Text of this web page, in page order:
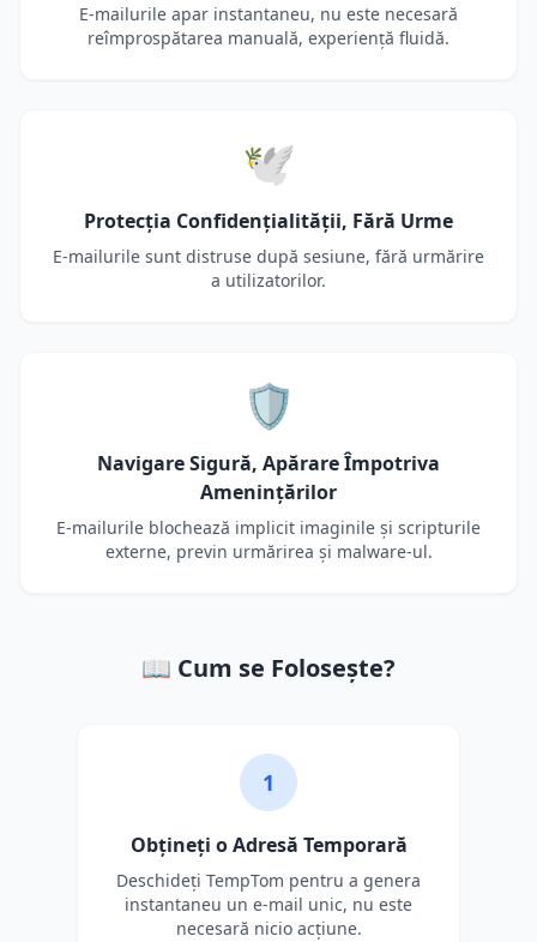
E-mailurile apar instantaneu, nu este necesară
reîmprospătarea manuală, experiență fluidă.
🕊️
Protecția Confidențialității, Fără Urme
E-mailurile sunt distruse după sesiune, fără urmărire
a utilizatorilor.
🛡️
Navigare Sigură, Apărare Împotriva
Amenințărilor
E-mailurile blochează implicit imaginile și scripturile
externe, previn urmărirea și malware-ul.
📖 Cum se Folosește?
1
Obțineți o Adresă Temporară
Deschideți TempTom pentru a genera
instantaneu un e-mail unic, nu este
necesară nicio acțiune.